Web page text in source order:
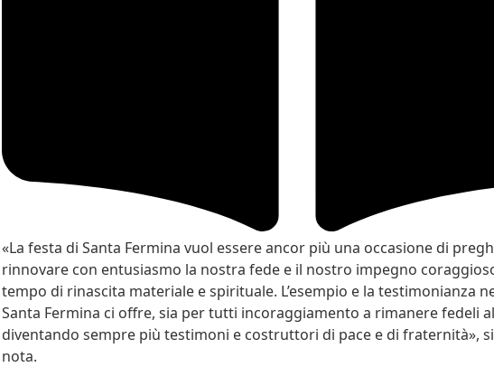
«La festa di Santa Fermina vuol essere ancor più una occasione di
rinnovare con entusiasmo la nostra fede e il nostro impegno
tempo di rinascita materiale e spirituale. L’esempio e la testimonianza
Santa Fermina ci offre, sia per tutti incoraggiamento a rimanere fedeli
diventando sempre più testimoni e costruttori di pace e di fraternità»,
nota.